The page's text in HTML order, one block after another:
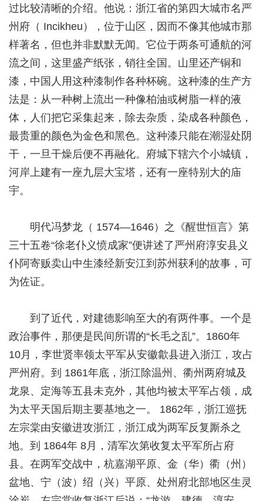
过比较清晰的介绍。他说：浙江省的第四大城市名严
州府（ Incikheu），位于山区，因而不像其他城市那
样著名，但也并非默默无闻。它位于两条可通航的河
流之间，这里盛产纸张，销往全国。山里还产铜和
漆，中国人用这种漆制作各种杯碗。这种漆的生产方
法是：从一种树上流出一种像柏油或树脂一样的液
体，人们把它采集起来，除去杂质，染成各种颜色，
最贵重的颜色为金色和黑色。这种漆只能在潮湿处阴
干，一旦干燥后便不再融化。府城下辖六个小城镇，
河岸上建有一座九层大宝塔，还有一座特别大的庙
宇。
明代冯梦龙（ 1574—1646）之《醒世恒言》第
三十五卷“徐老仆义愤成家”便讲述了严州府淳安县义
仆阿寄贩卖山中生漆经新安江到苏州获利的故事，可
为佐证。
到了近代，对建德影响至大的有两件事。一个是
政治事件，那便是民间所谓的“长毛之乱”。1860年
10月，李世贤率领太平军从安徽歙县进入浙江，攻占
严州府。到 1861年底，浙江除温州、衢州两府城及
龙泉、定海等五县未克外，其他均被太平军占领，成
为太平天国后期主要基地之一。 1862年，浙江巡抚
左宗棠由安徽进攻浙江，浙江成为两军反复厮杀之
地。到 1864年 8月，清军次第收复太平军所占府
县。在两军交战中，杭嘉湖平原、金（华）衢（州）
盆地、宁（波）绍（兴）平原、处州府北部地区生灵